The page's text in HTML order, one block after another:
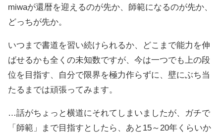
miwaが還暦を迎えるのが先か、師範になるのが先か、
どっちが先か。
いつまで書道を習い続けられるか、どこまで能力を伸
ばせるかも全くの未知数ですが、今は一つでも上の段
位を目指す、自分で限界を極力作らずに、壁にぶち当
たるまでは頑張ってみます。
…話がちょっと横道にそれてしまいましたが、ガチで
「師範」まで目指すとしたら、あと15～20年くらいか